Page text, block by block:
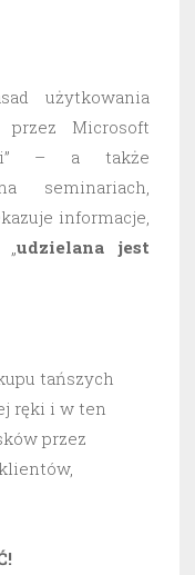
użytkowania
przez Microsoft
– a także
seminariach,
informacje,
„udzielana jest
tańszych
ręki i w ten
przez